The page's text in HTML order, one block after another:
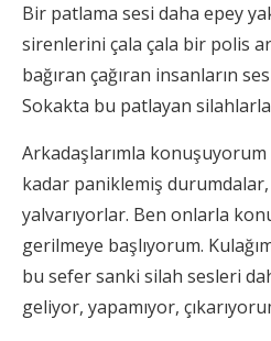
Bir patlama sesi daha epey
sirenlerini çala çala bir polis
bağıran çağıran insanların
Sokakta bu patlayan
Arkadaşlarımla
kadar paniklemiş
yalvarıyorlar. Ben onlarla
gerilmeye başlıyorum.
bu sefer sanki silah sesleri
geliyor, yapamıyor,